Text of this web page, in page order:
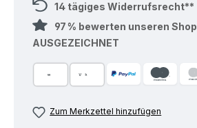
14 tägiges Widerrufsrecht**
97 % bewerten unseren Shop
AUSGEZEICHNET
Zum Merkzettel hinzufügen